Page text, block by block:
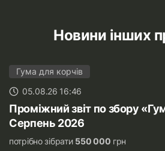
Новини інших
Гума для корчів
05.08.26 16:46
Проміжний звіт по збору
Серпень 2026
потрібно зібрати 550 000 грн